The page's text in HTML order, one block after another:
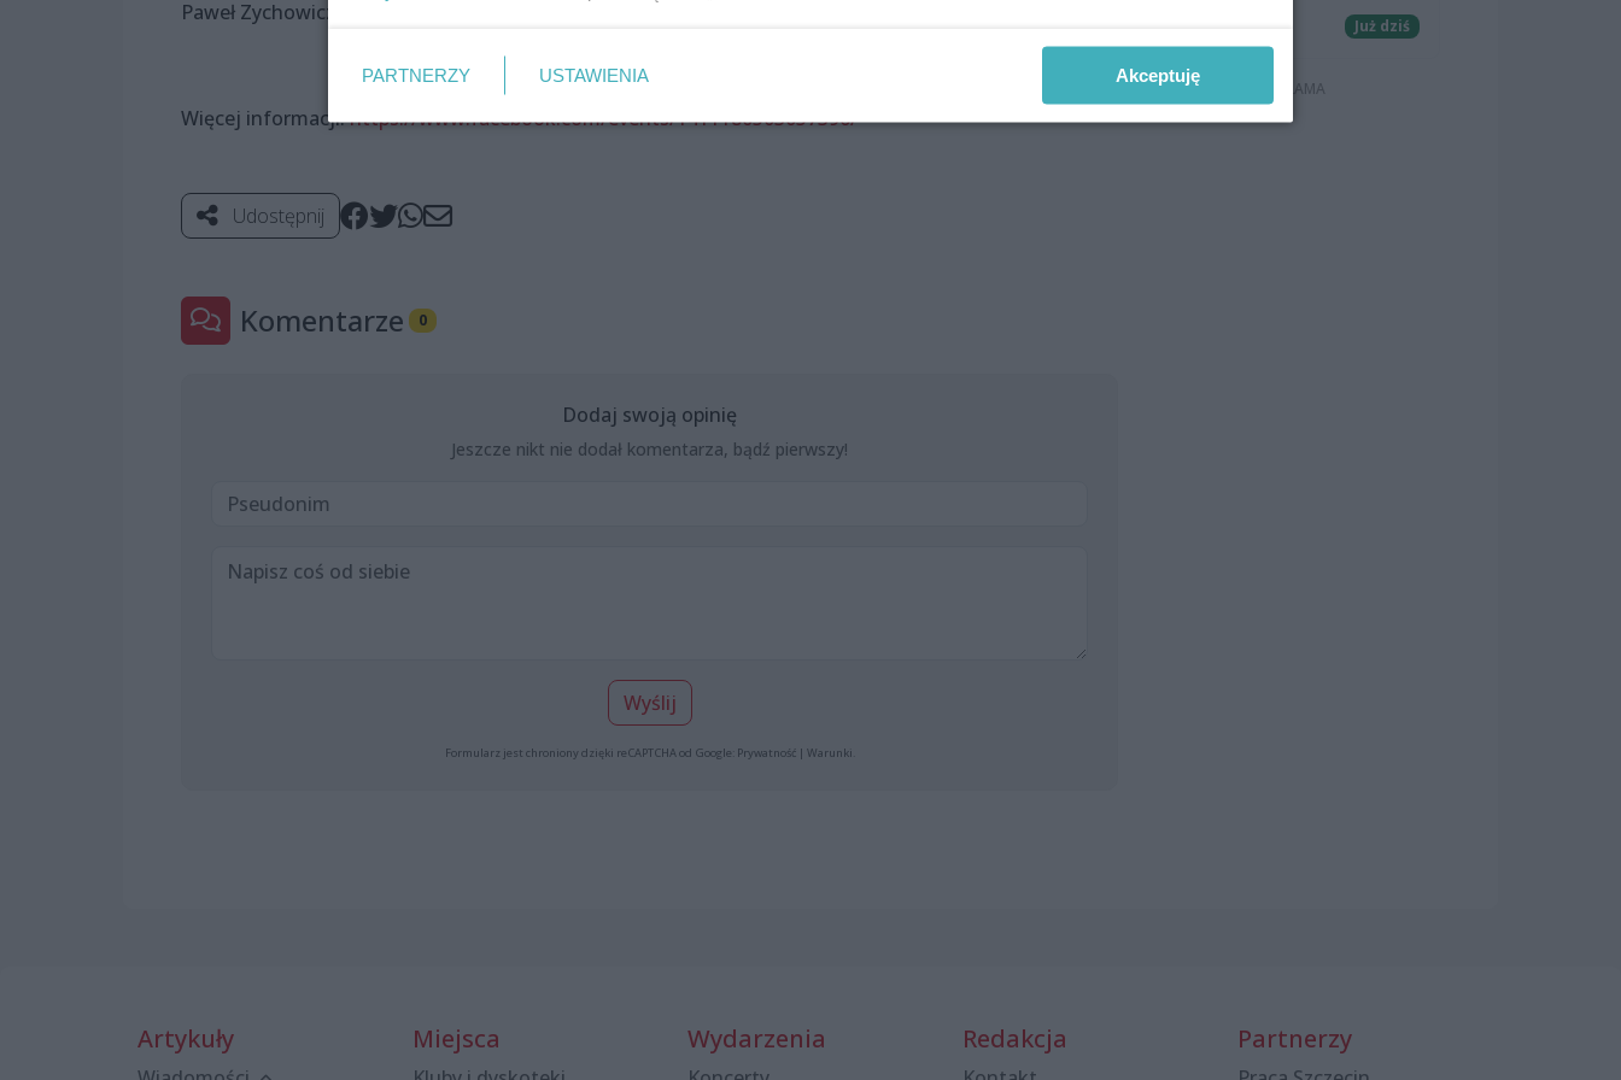
Paweł Zychowicz – perkusja
Więcej informacji:https://www.facebook.com/events/1411180503057396/
Udostępnij
Komentarze 0
Dodaj swoją opinię
Jeszcze nikt nie dodał komentarza, bądź pierwszy!
Wyślij
Formularz jest chroniony dzięki reCAPTCHA od Google: Prywatność| Warunki
Już dziś
Artykuły Miejsca Wydarzenia Redakcja Partnerzy
PARTNERZY USTAWIENIA Akceptuję